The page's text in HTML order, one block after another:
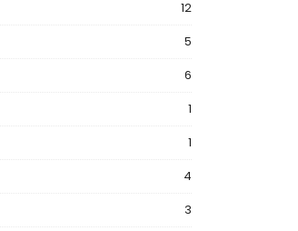
12
5
6
1
1
4
3